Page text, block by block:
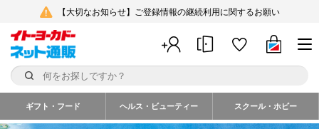
【大切なお知らせ】ご登録情報の継続利用に関するお願い
ギフト・フード ヘルス・ビューティー スクール・ホビー